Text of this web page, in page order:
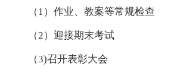
（1）作业、教案等常规检查
（2）迎接期末考试
（3)召开表彰大会